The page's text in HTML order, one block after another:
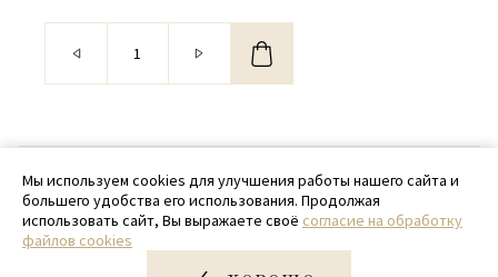
© 2020 - 2026 SamPack
+ 7 (918) 699-97-87
zakaz@sampack.store
Мы используем cookies для улучшения работы нашего сайта и
большего удобства его использования. Продолжая
использовать сайт, Вы выражаете своё согласие на обработку
файлов cookies